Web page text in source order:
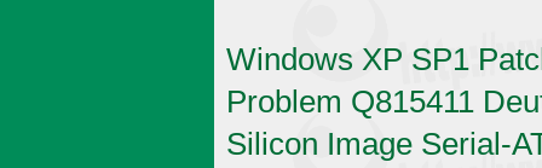
Windows XP SP1
Problem Q815411
Silicon Image Serial-